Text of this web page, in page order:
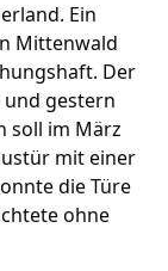
Ein
Mittenwald
Der
gestern
soll im März
mit einer
die Türe
ohne